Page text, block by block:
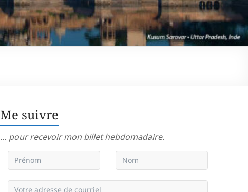
Me suivre
… pour recevoir mon billet hebdomadaire.